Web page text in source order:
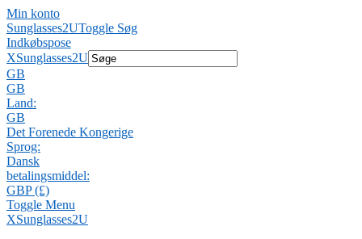
Min konto
Sunglasses2UToggle Søg
Indkøbspose
XSunglasses2U
GB
GB
Land:
GB
Det Forenede Kongerige
Sprog:
Dansk
betalingsmiddel:
GBP (£)
Toggle Menu
XSunglasses2U